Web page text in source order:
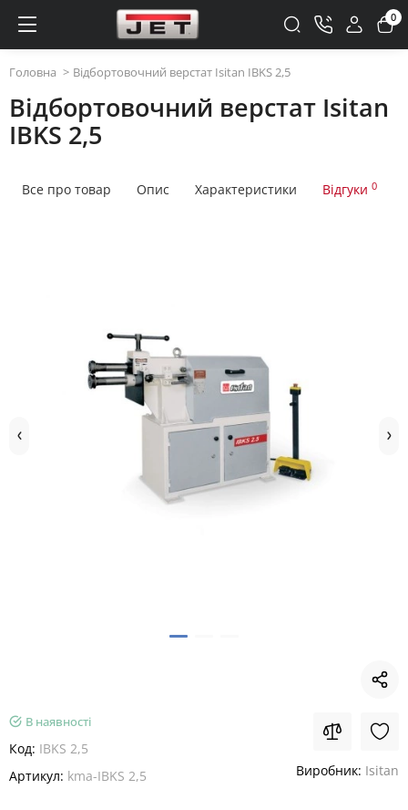
0
Головна Відбортовочний верстат Isitan IBKS 2,5
Відбортовочний верстат Isitan
IBKS 2,5
Все про товар Опис Характеристики Відгуки 0
В наявності
Код: IBKS 2,5
Артикул: kma-IBKS 2,5 Виробник: Isitan